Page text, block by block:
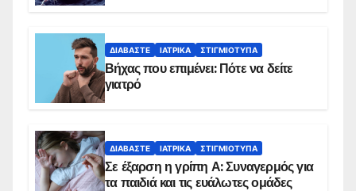
ΔΙΑΒΆΣΤΕ ΙΑΤΡΙΚΆ ΣΤΙΓΜΙΌΤΥΠΑ
Βήχας που επιμένει: Πότε να δείτε
γιατρό
ΔΙΑΒΆΣΤΕ ΙΑΤΡΙΚΆ ΣΤΙΓΜΙΌΤΥΠΑ
Σε έξαρση η γρίπη Α: Συναγερμός για
τα παιδιά και τις ευάλωτες ομάδες